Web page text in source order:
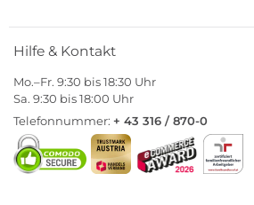
Hilfe & Kontakt
Mo.–Fr. 9:30 bis 18:30 Uhr
Sa. 9:30 bis 18:00 Uhr
Telefonnummer: + 43 316 / 870-0